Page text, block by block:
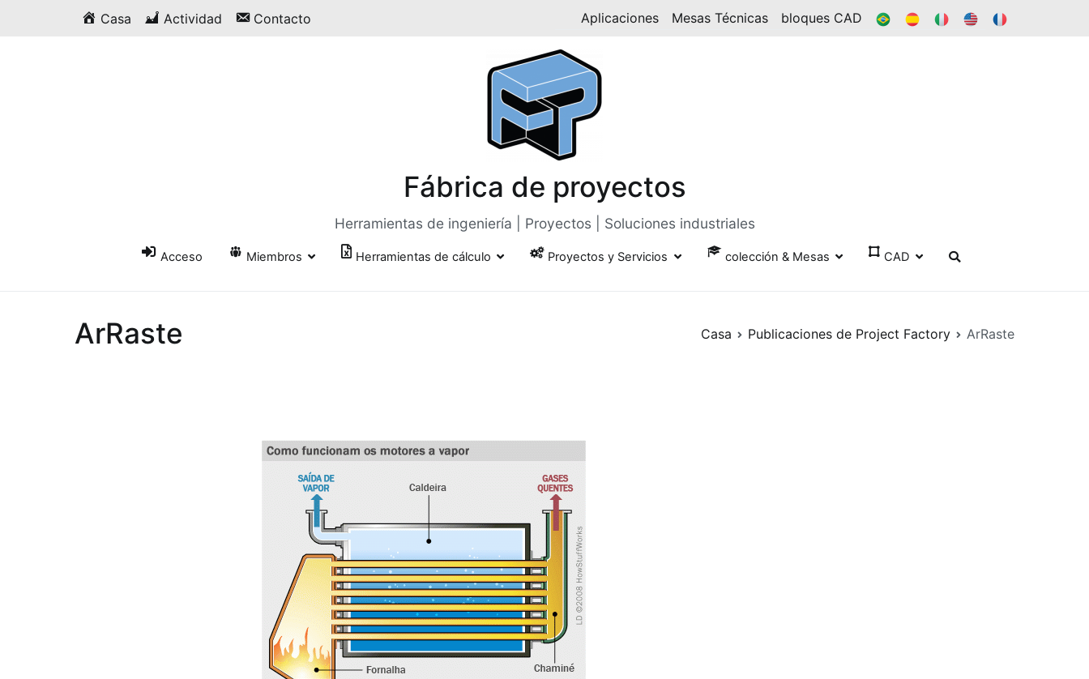
Casa Actividad Contacto Aplicaciones Mesas Técnicas bloques CAD BR ES ÉL EN
Fábrica de proyectos
Herramientas de ingeniería | Proyectos | Soluciones industriales
Acceso Miembros Herramientas de cálculo Proyectos y Servicios colección & Mesas CAD
ArRaste Casa Publicaciones de Project Factory ArRaste